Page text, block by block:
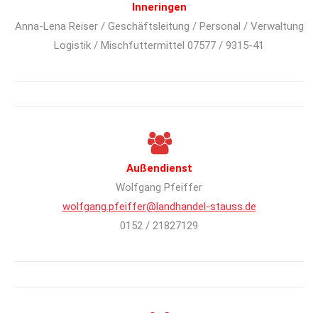
Inneringen
Anna-Lena Reiser / Geschäftsleitung / Personal / Verwaltung
Logistik / Mischfuttermittel 07577 / 9315-41
Außendienst
Wolfgang Pfeiffer
wolfgang.pfeiffer@landhandel-stauss.de
0152 / 21827129